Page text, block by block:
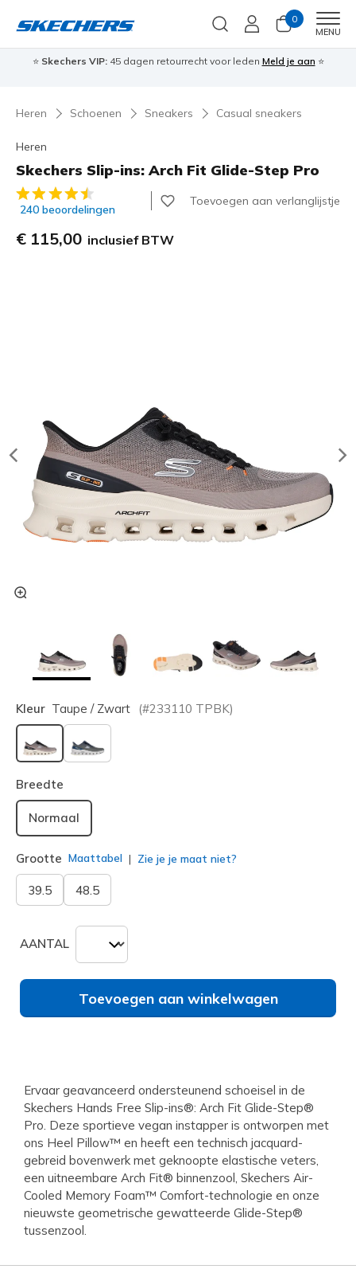
0
MENU
⭐ Skechers VIP:45 dagen retourrecht voor leden Meld je aan ⭐
Heren Schoenen Sneakers Casual sneakers
Heren
Skechers Slip-ins: Arch Fit Glide-Step Pro
4,9 van de 5 klantbeoordelingen
240 beoordelingen
Toevoegen aan verlanglijstje
€ 115,00 inclusief BTW
Kleur Taupe / Zwart (#233110 TPBK)
geselecteerd
Breedte
Normaal
Grootte Maattabel Zie je je maat niet?
39.5 48.5
AANTAL
Toevoegen aan winkelwagen
Ervaar geavanceerd ondersteunend schoeisel in de
Skechers Hands Free Slip-ins®: Arch Fit Glide-Step®
Pro. Deze sportieve vegan instapper is ontworpen met
ons Heel Pillow™ en heeft een technisch jacquard-
gebreid bovenwerk met geknoopte elastische veters,
een uitneembare Arch Fit® binnenzool, Skechers Air-
Cooled Memory Foam™ Comfort-technologie en onze
nieuwste geometrische gewatteerde Glide-Step®
tussenzool.